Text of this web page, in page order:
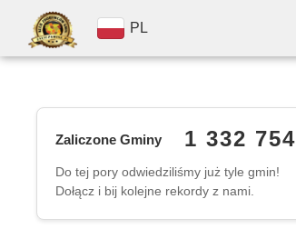
PL
Zaliczone Gminy 1 332 754
Do tej pory odwiedziliśmy już tyle gmin!
Dołącz i bij kolejne rekordy z nami.